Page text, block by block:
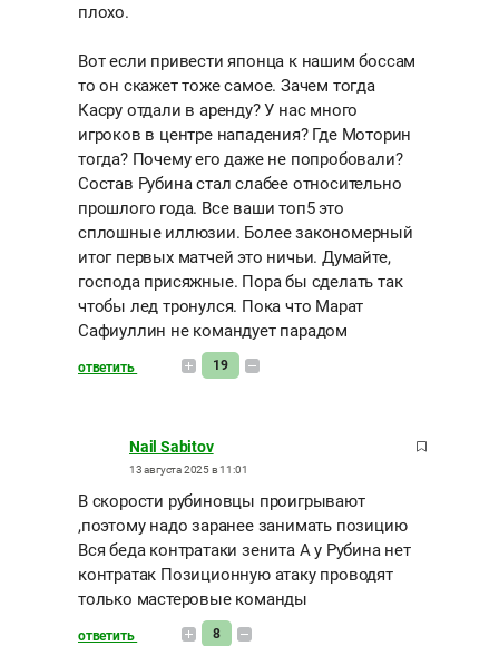
плохо.
Вот если привести японца к нашим боссам
то он скажет тоже самое. Зачем тогда
Касру отдали в аренду? У нас много
игроков в центре нападения? Где Моторин
тогда? Почему его даже не попробовали?
Состав Рубина стал слабее относительно
прошлого года. Все ваши топ5 это
сплошные иллюзии. Более закономерный
итог первых матчей это ничьи. Думайте,
господа присяжные. Пора бы сделать так
чтобы лед тронулся. Пока что Марат
Сафиуллин не командует парадом
ответить 19
Nail Sabitov
13 августа 2025 в 11:01
В скорости рубиновцы проигрывают
,поэтому надо заранее занимать позицию
Вся беда контратаки зенита А у Рубина нет
контратак Позиционную атаку проводят
только мастеровые команды
ответить 8